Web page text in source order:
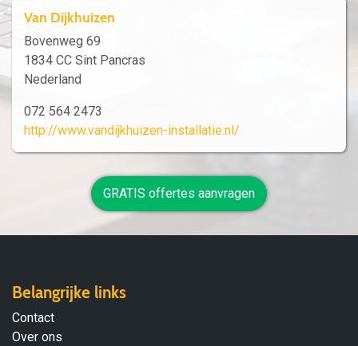
Van Dijkhuizen
Bovenweg 69
1834 CC Sint Pancras
Nederland
072 564 2473
http://www.vandijkhuizen-installatie.nl/
GRATIS offertes aanvragen
Belangrijke links
Contact
Over ons